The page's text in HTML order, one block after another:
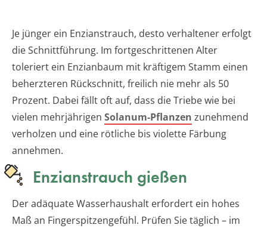
Je jünger ein Enzianstrauch, desto verhaltener erfolgt
die Schnittführung. Im fortgeschrittenen Alter
toleriert ein Enzianbaum mit kräftigem Stamm einen
beherzteren Rückschnitt, freilich nie mehr als 50
Prozent. Dabei fällt oft auf, dass die Triebe wie bei
vielen mehrjährigen Solanum-Pflanzen zunehmend
verholzen und eine rötliche bis violette Färbung
annehmen.
Enzianstrauch gießen
Der adäquate Wasserhaushalt erfordert ein hohes
Maß an Fingerspitzengefühl. Prüfen Sie täglich – im